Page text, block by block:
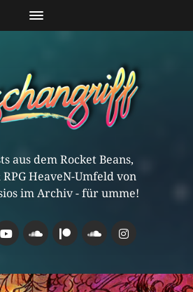
aus dem Rocket Beans,
RPG HeaveN-Umfeld von
im Archiv - für umme!